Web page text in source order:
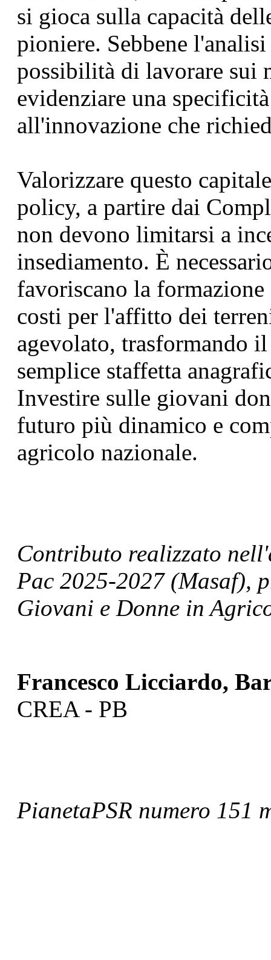
si gioca sulla capacità
pioniere. Sebbene
possibilità di lavorare sui
evidenziare una
all'innovazione che
Valorizzare questo
policy, a partire dai
non devono limitarsi a
insediamento. È
favoriscano la
costi per l'affitto dei
agevolato, trasformando
semplice staffetta
Investire sulle giovani
futuro più dinamico e
agricolo nazionale.
Contributo realizzato
Pac 2025-2027 (Masaf),
Giovani e Donne in
Francesco Licciardo,
CREA - PB
PianetaPSR numero 151